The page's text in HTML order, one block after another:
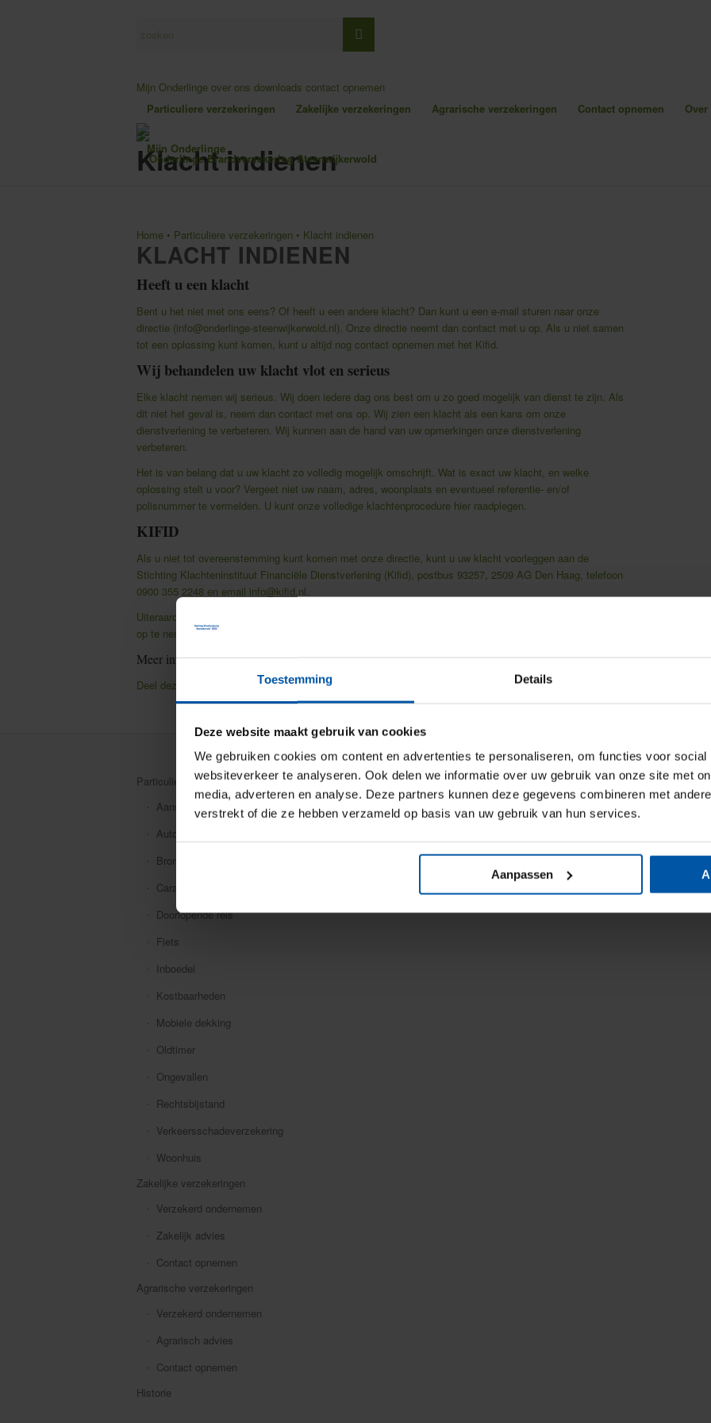
Toestemming Details
Deze website maakt gebruik van cookies
We gebruiken cookies om content en advertenties te personaliseren, om functies voor
websiteverkeer te analyseren. Ook delen we informatie over uw gebruik van onze site met
media, adverteren en analyse. Deze partners kunnen deze gegevens combineren met
verstrekt of die ze hebben verzameld op basis van uw gebruik van hun services.
Aanpassen
Mijn Onderlinge over ons downloads contact opnemen
Particuliere verzekeringen
Zakelijke verzekeringen Agrarische verzekeringen Contact opnemen
Mijn Onderlinge
Klacht indienen
Home • Particuliere verzekeringen • Klacht indienen
KLACHT INDIENEN
Heeft u een klacht
Bent u het niet met ons eens? Of heeft u een andere klacht? Dan kunt u een e-mail sturen naar onze
directie (info@onderlinge-steenwijkerwold.nl). Onze directie neemt dan contact met u op. Als u niet samen
tot een oplossing kunt komen, kunt u altijd nog contact opnemen met het Kifid.
Wij behandelen uw klacht vlot en serieus
Elke klacht nemen wij serieus. Wij doen iedere dag ons best om u zo goed mogelijk van dienst te zijn. Als
dit niet het geval is, neem dan contact met ons op. Wij zien een klacht als een kans om onze
dienstverlening te verbeteren. Wij kunnen aan de hand van uw opmerkingen onze dienstverlening
verbeteren.
Het is van belang dat u uw klacht zo volledig mogelijk omschrijft. Wat is exact uw klacht, en welke
oplossing stelt u voor? Vergeet niet uw naam, adres, woonplaats en eventueel referentie- en/of
polisnummer te vermelden. U kunt onze volledige klachtenprocedure hier raadplegen.
KIFID
Als u niet tot overeenstemming kunt komen met onze directie, kunt u uw klacht voorleggen aan de
Stichting Klachteninstituut Financiële Dienstverlening (Kifid), postbus 93257, 2509 AG Den Haag, telefoon
0900 355 2248 en email info@kifid.nl.
Uiteraard kunt u altijd uw klacht aan de rechter voorleggen. Voordat u dit doet, is het verstandig om contact
op te nemen met het Kifid. Zij helpen u graag en kunnen vaak een oplossing verzorgen.
Meer informatie kunt u op de website van hetKIFIDlezen.
Deel deze pagina Facebook Twitter
Particuliere verzekeringen
Aansprakelijkheid
Auto
Bromfiets
Caravan
Doorlopende reis
Fiets
Inboedel
Kostbaarheden
Mobiele dekking
Oldtimer
Ongevallen
Rechtsbijstand
Verkeersschadeverzekering
Woonhuis
Zakelijke verzekeringen
Verzekerd ondernemen
Zakelijk advies
Contact opnemen
Agrarische verzekeringen
Verzekerd ondernemen
Agrarisch advies
Contact opnemen
Historie